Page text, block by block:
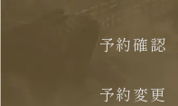
予約確認
予約変更